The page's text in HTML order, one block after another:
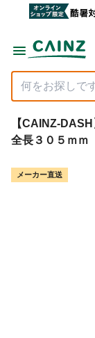
【CAINZ-
全長３０５ｍｍ
メーカー直送